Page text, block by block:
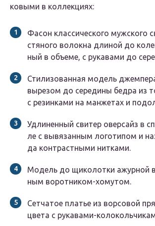
ко­вы­ми в коллекциях:
Фасон клас­си­че­ско­го муж­ско­го
стя­но­го волок­на дли­ной до
ный в объ­е­ме, с рука­ва­ми до
Сти­ли­зо­ван­ная модель
выре­зом до сере­ди­ны бед­ра из
с резин­ка­ми на ман­же­тах и
Удли­нен­ный сви­тер овер­сайз в
ле с вывя­зан­ным лого­ти­пом и
да кон­траст­ны­ми нитками.
Модель до щико­лот­ки ажур­ной
ным воротником-хомутом.
Сет­ча­тое пла­тье из вор­со­вой
цве­та с рукавами-